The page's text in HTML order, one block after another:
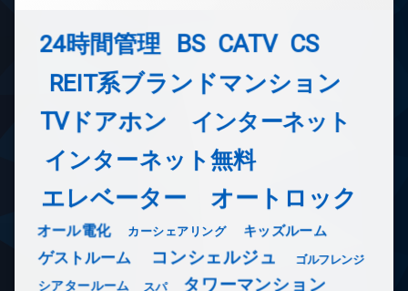
24時間管理 BS CATV CS
REIT系ブランドマンション
TVドアホン インターネット
インターネット無料
エレベーター オートロック
オール電化 カーシェアリング キッズルーム
ゲストルーム コンシェルジュ ゴルフレンジ
シアタールーム スパ タワーマンション